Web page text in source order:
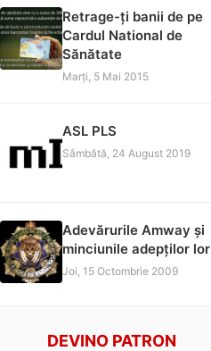
Retrage-ți banii de pe
Cardul National de
Sănătate
Marți, 5 Mai 2015
ASL PLS
Sâmbătă, 24 August 2019
Adevărurile Amway și
minciunile adepților lor
Joi, 15 Octombrie 2009
DEVINO PATRON